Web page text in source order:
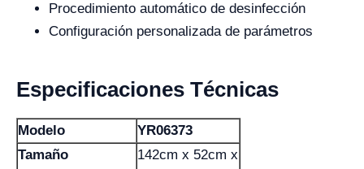
Procedimiento automático de desinfección
Configuración personalizada de parámetros
Especificaciones Técnicas
Modelo
YR06373
Tamaño
142cm x 52cm x